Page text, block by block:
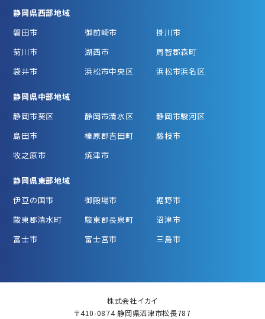
静岡県西部地域
磐田市
御前崎市
掛川市
菊川市
湖西市
周智郡森町
袋井市
浜松市中央区 浜松市浜名区
静岡県中部地域
静岡市葵区
静岡市清水区
静岡市駿河区
島田市
榛原郡吉田町
藤枝市
牧之原市
焼津市
静岡県東部地域
伊豆の国市
御殿場市
裾野市
駿東郡清水町
駿東郡長泉町
沼津市
富士市
富士宮市 三島市
株式会社イカイ
〒410-0874 静岡県沼津市松長787